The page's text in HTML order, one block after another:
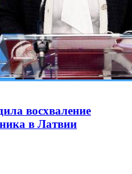
восхваление
в Латвии